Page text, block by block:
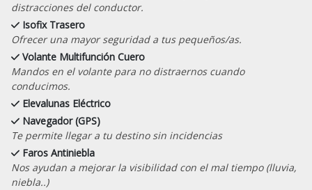
distracciones del conductor.
Isofix Trasero
Ofrecer una mayor seguridad a tus pequeños/as.
Volante Multifunción Cuero
Mandos en el volante para no distraernos cuando
conducimos.
Elevalunas Eléctrico
Navegador (GPS)
Te permite llegar a tu destino sin incidencias
Faros Antiniebla
Nos ayudan a mejorar la visibilidad con el mal tiempo (lluvia,
niebla..)